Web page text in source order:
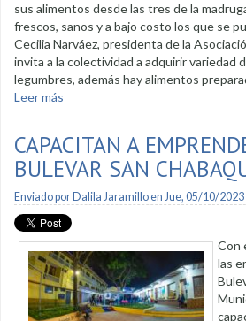
sus alimentos desde las tres de la
frescos, sanos y a bajo costo los que se
Cecilia Narváez, presidenta de la
invita a la colectividad a adquirir variedad
legumbres, además hay alimentos
Leer más
CAPACITAN A
BULEVAR SAN
Enviado por Dalila Jaramilloen Jue, 05/10/2023
Con
las